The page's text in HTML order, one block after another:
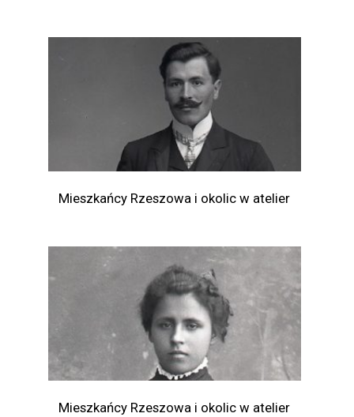
Mieszkańcy Rzeszowa i okolic w atelier
Mieszkańcy Rzeszowa i okolic w atelier